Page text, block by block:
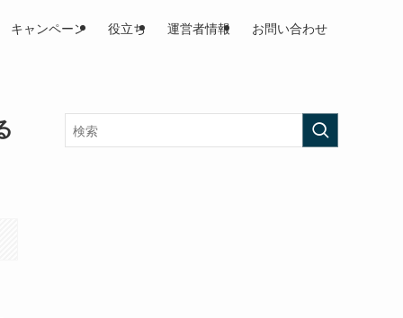
キャンペーン 役立ち 運営者情報 お問い合わせ